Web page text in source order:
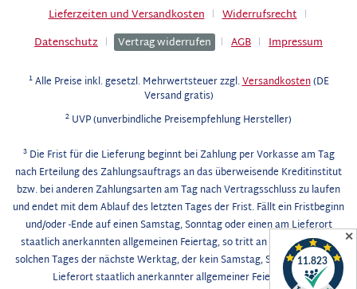
Lieferzeiten und Versandkosten
Widerrufsrecht
Datenschutz
Vertrag widerrufen AGB Impressum
1Alle Preise inkl. gesetzl. Mehrwertsteuer zzgl.Versandkosten(DE
Versand gratis)
2 UVP (unverbindliche Preisempfehlung Hersteller)
3Die Frist für die Lieferung beginnt bei Zahlung per Vorkasse am Tag
nach Erteilung des Zahlungsauftrags an das überweisende Kreditinstitut
bzw. bei anderen Zahlungsarten am Tag nach Vertragsschluss zu laufen
und endet mit dem Ablauf des letzten Tages der Frist. Fällt ein Fristbeginn
und/oder -Ende auf einen Samstag, Sonntag oder einen am Lieferort
staatlich anerkannten allgemeinen Feiertag, so tritt an die Stelle eines
solchen Tages der nächste Werktag, der kein Samstag, Sonntag oder am
Lieferort staatlich anerkannter allgemeiner Feiertag ist.
✕